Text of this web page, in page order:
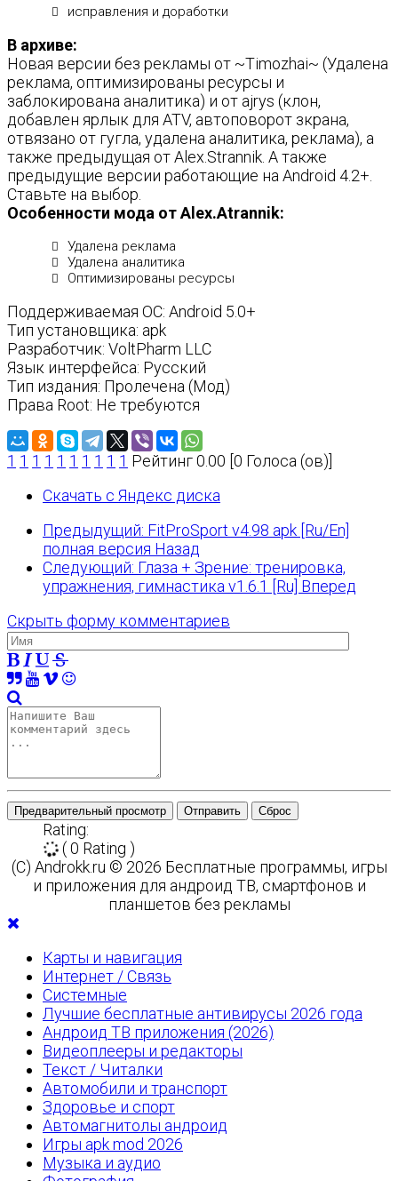
исправления и доработки
В архиве:
Новая версии без рекламы от ~Timozhai~ (Удалена
реклама, оптимизированы ресурсы и
заблокирована аналитика) и от ajrys (клон,
добавлен ярлык для ATV, автоповорот зкрана,
отвязано от гугла, удалена аналитика, реклама), а
также предыдущая от Alex.Strannik. А также
предыдущие версии работающие на Android 4.2+.
Ставьте на выбор.
Особенности мода от Alex.Atrannik:
Удалена реклама
Удалена аналитика
Оптимизированы ресурсы
Поддерживаемая ОС: Android 5.0+
Тип установщика: apk
Разработчик: VoltPharm LLC
Язык интерфейса: Русский
Тип издания: Пролечена (Мод)
Права Root: Не требуются
1 1 1 1 1 1 1 1 1 1 Рейтинг 0.00 [0 Голоса (ов)]
Скачать с Яндекс диска
Предыдущий: FitProSport v4.98 apk [Ru/En]
полная версия Назад
Следующий: Глаза + Зрение: тренировка,
упражнения, гимнастика v1.6.1 [Ru] Вперед
Скрыть форму комментариев
Предварительный просмотр Отправить Сброс
Rating:
( 0 Rating )
(C) Androkk.ru © 2026 Бесплатные программы, игры
и приложения для андроид ТВ, смартфонов и
планшетов без рекламы
Карты и навигация
Интернет / Связь
Системные
Лучшие бесплатные антивирусы 2026 года
Андроид ТВ приложения (2026)
Видеоплееры и редакторы
Текст / Читалки
Автомобили и транспорт
Здоровье и спорт
Автомагнитолы андроид
Игры apk mod 2026
Музыка и аудио